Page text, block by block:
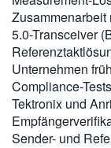
5.0-Transceiver
Unternehmen
Compliance-
Tektronix und
Sender- und